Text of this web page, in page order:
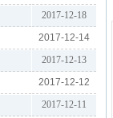
2017-12-18
2017-12-14
2017-12-13
2017-12-12
2017-12-11